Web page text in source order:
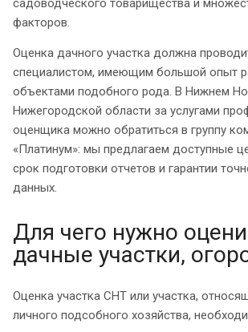
садоводческого товарищества и
факторов.
Оценка дачного участка должна
специалистом, имеющим большой опыт
объектами подобного рода. В Нижнем
Нижегородской области за услугами
оценщика можно обратиться в группу
«Платинум»: мы предлагаем доступные
срок подготовки отчетов и гарантии
данных.
Для чего нужно
дачные участки,
Оценка участка СНТ или участка,
личного подсобного хозяйства,